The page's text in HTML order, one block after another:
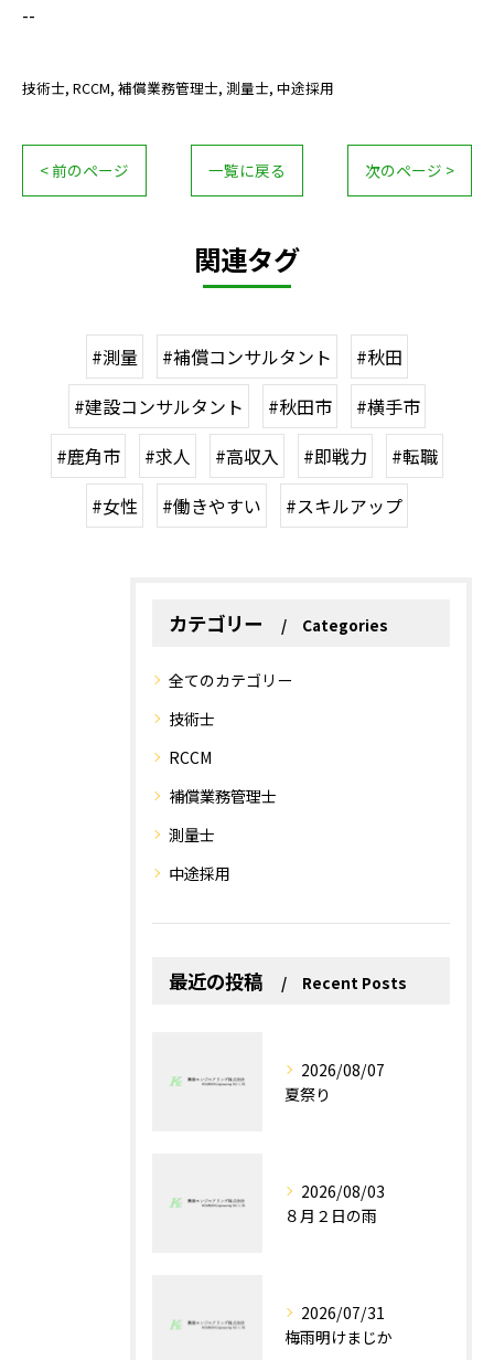
--
技術士 RCCM 補償業務管理士 測量士 中途採用
< 前のページ 一覧に戻る 次のページ >
関連タグ
#測量 #補償コンサルタント
#秋田
#建設コンサルタント
#秋田市
#横手市
#鹿角市
#求人 #高収入 #即戦力
#転職
#女性
#働きやすい #スキルアップ
カテゴリー Categories
全てのカテゴリー
技術士
RCCM
補償業務管理士
測量士
中途採用
最近の投稿 Recent Posts
2026/08/07
夏祭り
2026/08/03
８月２日の雨
2026/07/31
梅雨明けまじか